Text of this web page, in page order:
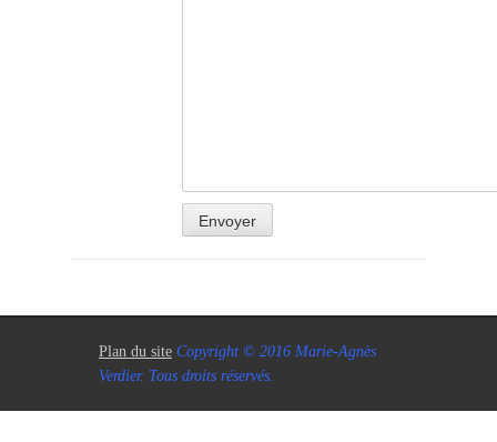
Plan du site Copyright © 2016 Marie-Agnès
Verdier. Tous droits réservés.